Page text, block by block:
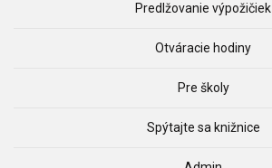
Predlžovanie výpožičiek
Otváracie hodiny
Pre školy
Spýtajte sa knižnice